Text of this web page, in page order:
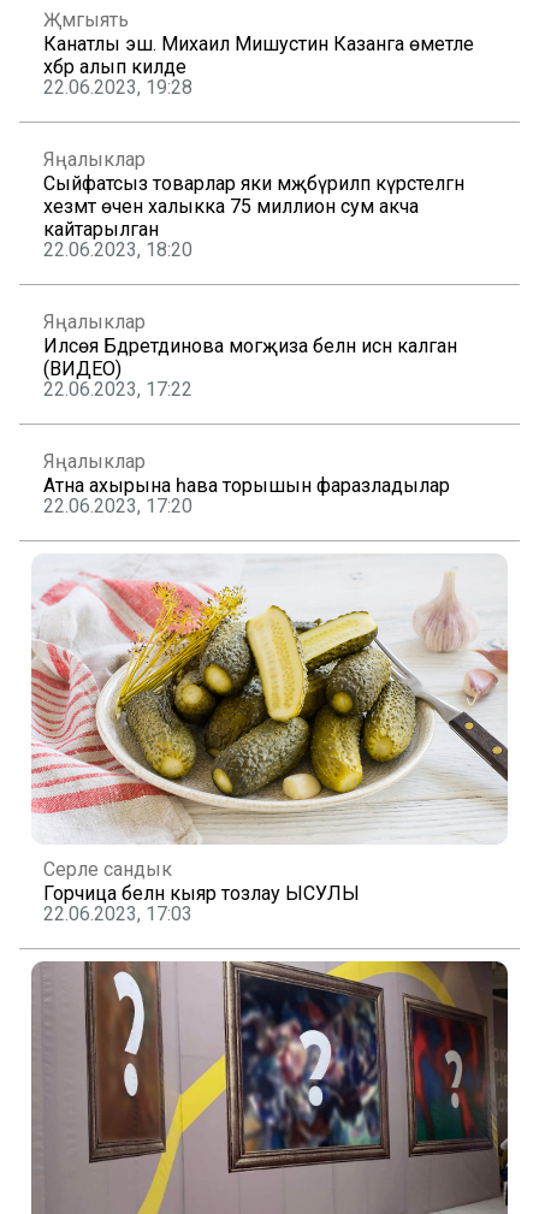
Җәмгыять
Канатлы эш. Михаил Мишустин Казанга өметле
хәбәр алып килде
22.06.2023, 19:28
Яңалыклар
Сыйфатсыз товарлар яки мәҗбүриләп күрсәтелгән
хезмәт өчен халыкка 75 миллион сум акча
кайтарылган
22.06.2023, 18:20
Яңалыклар
Илсөя Бәдретдинова могҗиза белән исән калган
(ВИДЕО)
22.06.2023, 17:22
Яңалыклар
Атна ахырына һава торышын фаразладылар
22.06.2023, 17:20
Серле сандык
Горчица белән кыяр тозлау ЫСУЛЫ
22.06.2023, 17:03